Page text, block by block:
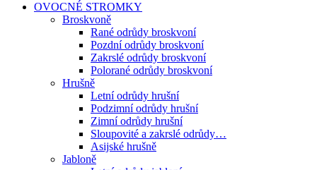
OVOCNÉ STROMKY
Broskvoně
Rané odrůdy broskvoní
Pozdní odrůdy broskvoní
Zakrslé odrůdy broskvoní
Polorané odrůdy broskvoní
Hrušně
Letní odrůdy hrušní
Podzimní odrůdy hrušní
Zimní odrůdy hrušní
Sloupovité a zakrslé odrůdy…
Asijské hrušně
Jabloně